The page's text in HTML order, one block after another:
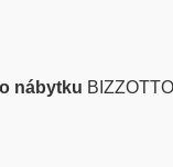
nábytku BIZZOTTO